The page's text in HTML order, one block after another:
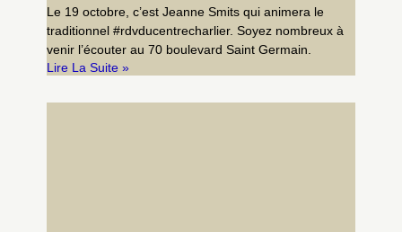
Le 19 octobre, c’est Jeanne Smits qui animera le
traditionnel #rdvducentrecharlier. Soyez nombreux à
venir l’écouter au 70 boulevard Saint Germain.
Lire La Suite »